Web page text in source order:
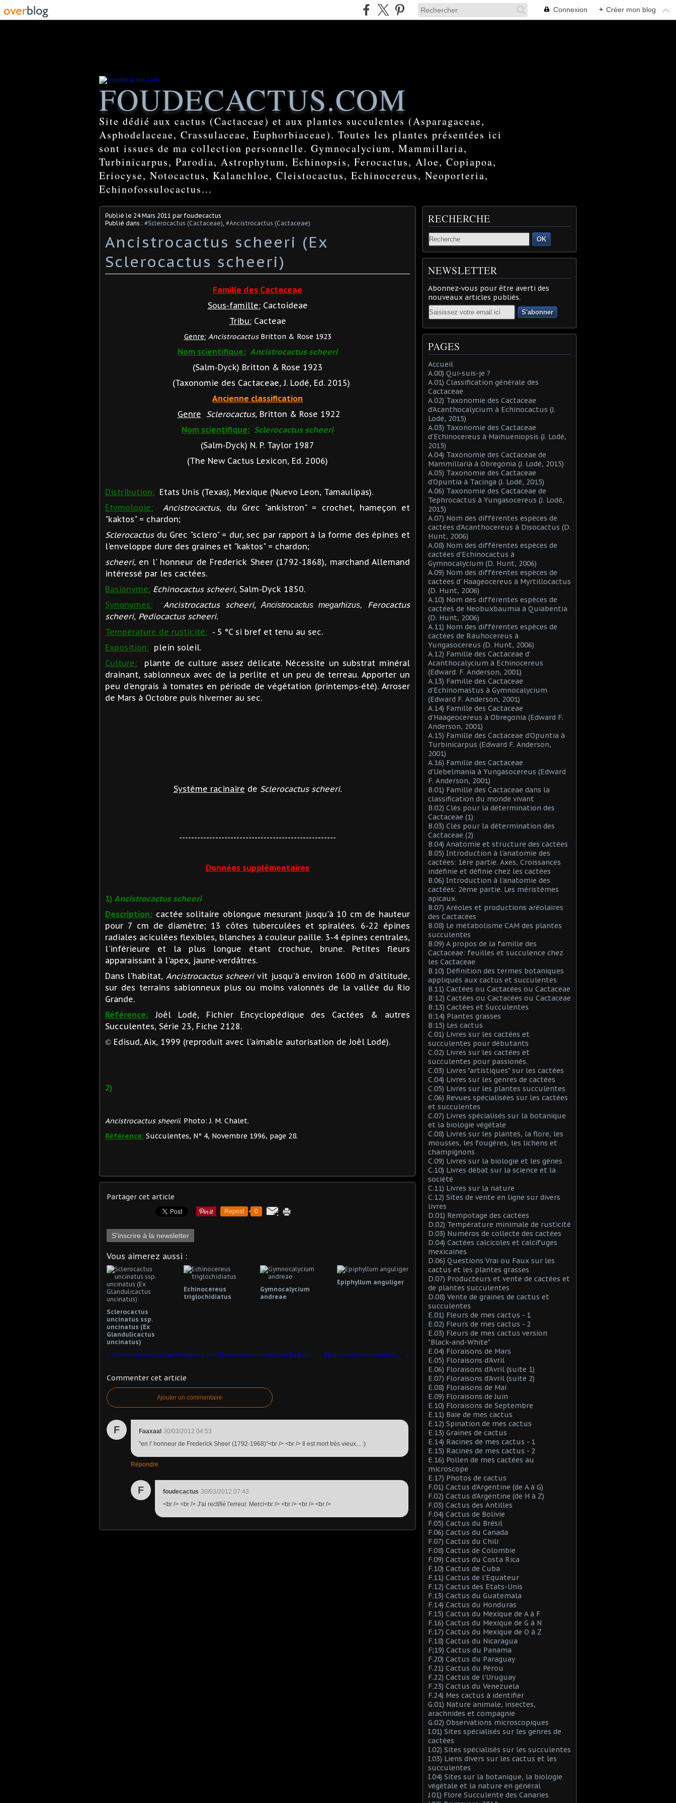
Connexion + Créer mon blog
FOUDECACTUS.COM
Site dédié aux cactus (Cactaceae) et aux plantes succulentes (Asparagaceae,
Asphodelaceae, Crassulaceae, Euphorbiaceae). Toutes les plantes présentées ici
sont issues de ma collection personnelle. Gymnocalycium, Mammillaria,
Turbinicarpus, Parodia, Astrophytum, Echinopsis, Ferocactus, Aloe, Copiapoa,
Eriocyse, Notocactus, Kalanchloe, Cleistocactus, Echinocereus, Neoporteria,
Echinofossulocactus...
Publié le 24 Mars 2011 par foudecactus
Publié dans : #Sclerocactus (Cactaceae) #Ancistrocactus (Cactaceae)
Ancistrocactus scheeri (Ex
Sclerocactus scheeri)
Famille des Cactaceae
Sous-famille:Cactoideae
Tribu:Cacteae
Genre: AncistrocactusBritton & Rose 1923
Nom scientifique: Ancistrocactus scheeri
(Salm-Dyck) Britton & Rose 1923
(Taxonomie des Cactaceae, J. Lodé, Ed. 2015)
Ancienne classification
Genre Sclerocactus, Britton & Rose 1922
Nom scientifique: Sclerocactus scheeri
(Salm-Dyck) N. P. Taylor 1987
(The New Cactus Lexicon, Ed. 2006)
Distribution: Etats Unis (Texas), Mexique (Nuevo Leon, Tamaulipas).
Etymologie:
Ancistrocactus, du Grec "ankistron" = crochet, hameçon et
"kaktos" = chardon;
Sclerocactusdu Grec "sclero" = dur, sec par rapport à la forme des épines et
l'enveloppe dure des graines et "kaktos" = chardon;
scheeri, en l' honneur de Frederick Sheer (1792-1868), marchand Allemand
intéressé par les cactées.
Basionyme: Echinocactus scheeri, Salm-Dyck 1850.
Synonymes:
Ancistrocactus scheeri, Ancistrocactus megarhizus,
Ferocactus
scheeri, Pediocactus scheeri.
Température de rusticité: - 5 °C si bref et tenu au sec.
Exposition: plein soleil.
Culture: plante de culture assez délicate. Nécessite un substrat minéral
drainant, sablonneux avec de la perlite et un peu de terreau. Apporter un
peu d'engrais à tomates en période de végétation (printemps-été). Arroser
de Mars à Octobre puis hiverner au sec.
Système racinaire de Sclerocactus scheeri.
----------------------------------------------------
Données supplémentaires
1) Ancistrocactus scheeri
Description: cactée solitaire oblongue mesurant jusqu'à 10 cm de hauteur
pour 7 cm de diamètre; 13 côtes tuberculées et spiralées. 6-22 épines
radiales aciculées flexibles, blanches à couleur paille. 3-4 épines centrales,
l'inférieure et la plus longue étant crochue, brune. Petites fleurs
apparaissant à l'apex, jaune-verdâtres.
Dans l'habitat, Ancistrocactus scheerivit jusqu'à environ 1600 m d'altitude,
sur des terrains sablonneux plus ou moins valonnés de la vallée du Rio
Grande.
Référence: Joêl Lodé, Fichier Encyclopédique des Cactées & autres
Succulentes, Série 23, Fiche 2128.
© Edisud, Aix, 1999 (reproduit avec l'aimable autorisation de Joêl Lodé).
2)
Ancistrocactus sheerii. Photo: J. M. Chalet.
Référence: Succulentes, N° 4, Novembre 1996, page 28.
Partager cet article
Repost 0
S'inscrire à la newsletter
Vous aimerez aussi :
Sclerocactus
uncinatus ssp.
uncinatus (Ex
Glandulicactus
uncinatus)
Echinocereus
triglochidiatus
Gymnocalycium
andreae
Epiphyllum anguliger
Echinofossulocactus obvalatus (ou Stenocactus obvallatus Ex Echinofossulocactus caespitosus)) Epithelantha micromeris ssp. greggii
Commenter cet article
Ajouter un commentaire
F Faaxaal 30/03/2012 04:53
"en l' honneur de Frederick Sheer (1792-1968)"<br /> <br /> Il est mort très vieux... :)
Répondre
F foudecactus 30/03/2012 07:43
<br /> <br /> J'ai rectifié l'erreur. Merci<br /> <br /> <br /> <br />
RECHERCHE
OK
NEWSLETTER
Abonnez-vous pour être averti des
nouveaux articles publiés.
Email
PAGES
Accueil
A.00) Qui-suis-je ?
A.01) Classification générale des
Cactaceae
A.02) Taxonomie des Cactaceae
d'Acanthocalycium à Echinocactus (J.
Lodé, 2015)
A.03) Taxonomie des Cactaceae
d'Echinocereus à Maihueniopsis (J. Lodé,
2015)
A.04) Taxonomie des Cactaceae de
Mammillaria à Obregonia (J. Lodé, 2015)
A.05) Taxonomie des Cactaceae
d'Opuntia à Tacinga (J. Lodé, 2015)
A.06) Taxonomie des Cactaceae de
Tephrocactus à Yungasocereus (J. Lodé,
2015)
A.07) Nom des différentes espèces de
cactées d'Acanthocereus à Disocactus (D.
Hunt, 2006)
A.08) Nom des différentes espèces de
cactées d'Echinocactus à
Gymnocalycium (D. Hunt, 2006)
A.09) Nom des différentes espèces de
cactées d' Haageocereus à Myrtillocactus
(D. Hunt, 2006)
A.10) Nom des différentes espèces de
cactées de Neobuxbaumia à Quiabentia
(D. Hunt, 2006)
A.11) Nom des différentes espèces de
cactées de Rauhocereus à
Yungasocereus (D. Hunt, 2006)
A.12) Famille des Cactaceae d'
Acanthocalycium à Echinocereus
(Edward. F. Anderson, 2001)
A.13) Famille des Cactaceae
d'Echinomastus à Gymnocalycium
(Edward F. Anderson, 2001)
A.14) Famille des Cactaceae
d'Haageocereus à Obregonia (Edward F.
Anderson, 2001)
A.15) Famille des Cactaceae d'Opuntia à
Turbinicarpus (Edward F. Anderson,
2001)
A.16) Famille des Cactaceae
d'Uebelmania à Yungasocereus (Edward
F. Anderson, 2001)
B.01) Famille des Cactaceae dans la
classification du monde vivant
B.02) Clés pour la détermination des
Cactaceae (1)
B.03) Clés pour la détermination des
Cactaceae (2)
B.04) Anatomie et structure des cactées
B.05) Introduction à l'anatomie des
cactées: 1ère partie. Axes, Croissances
indéfinie et définie chez les cactées
B.06) Introduction à l'anatomie des
cactées: 2ème partie. Les méristèmes
apicaux.
B.07) Aréoles et productions aréolaires
des Cactacées
B.08) Le métabolisme CAM des plantes
succulentes
B.09) A propos de la famille des
Cactaceae: feuilles et succulence chez
les Cactaceae
B.10) Définition des termes botaniques
appliqués aux cactus et succulentes
B.11) Cactées ou Cactacées ou Cactaceae
B:12) Cactées ou Cactacées ou Cactaceae
B:13) Cactées et Succulentes
B:14) Plantes grasses
B:15) Les cactus
C.01) Livres sur les cactées et
succulentes pour débutants
C.02) Livres sur les cactées et
succulentes pour passionés.
C.03) Livres "artistiques" sur les cactées
C.04) Livres sur les genres de cactées
C.05) Livres sur les plantes succulentes
C.06) Revues spécialisées sur les cactées
et succulentes
C.07) Livres spécialisés sur la botanique
et la biologie végétale
C.08) Livres sur les plantes, la flore, les
mousses, les fougères, les lichens et
champignons
C.09) Livres sur la biologie et les gènes
C.10) Livres débat sur la science et la
société
C.11) Livres sur la nature
C.12) Sites de vente en ligne sur divers
livres
D.01) Rempotage des cactées
D.02) Température minimale de rusticité
D.03) Numéros de collecte des cactées
D.04) Cactées calcicoles et calcifuges
mexicaines
D.06) Questions Vrai ou Faux sur les
cactus et les plantes grasses
D.07) Producteurs et vente de cactées et
de plantes succulentes
D.08) Vente de graines de cactus et
succulentes
E.01) Fleurs de mes cactus - 1
E.02) Fleurs de mes cactus - 2
E.03) Fleurs de mes cactus version
"Black-and-White"
E.04) Floraisons de Mars
E.05) Floraisons d'Avril
E.06) Floraisons d'Avril (suite 1)
E.07) Floraisons d'Avril (suite 2)
E.08) Floraisons de Mai
E.09) Floraisons de Juin
E.10) Floraisons de Septembre
E.11) Baie de mes cactus
E.12) Spination de mes cactus
E.13) Graines de cactus
E.14) Racines de mes cactus - 1
E.15) Racines de mes cactus - 2
E.16) Pollen de mes cactées au
microscope
E.17) Photos de cactus
F.01) Cactus d'Argentine (de A à G)
F.02) Cactus d'Argentine (de H à Z)
F.03) Cactus des Antilles
F.04) Cactus de Bolivie
F.05) Cactus du Brésil
F.06) Cactus du Canada
F.07) Cactus du Chili
F.08) Cactus de Colombie
F.09) Cactus du Costa Rica
F.10) Cactus de Cuba
F.11) Cactus de l'Equateur
F.12) Cactus des Etats-Unis
F.13) Cactus du Guatemala
F.14) Cactus du Honduras
F.15) Cactus du Mexique de A à F
F.16) Cactus du Mexique de G à N
F.17) Cactus du Mexique de O à Z
F.18) Cactus du Nicaragua
F;19) Cactus du Panama
F.20) Cactus du Paraguay
F.21) Cactus du Pérou
F.22) Cactus de l'Uruguay
F.23) Cactus du Venezuela
F.24) Mes cactus à identifier
G.01) Nature animale, insectes,
arachnides et compagnie
G.02) Observations microscopiques
I.01) Sites spécialisés sur les genres de
cactées
I.02) Sites spécialisés sur les succulentes
I.03) Liens divers sur les cactus et les
succulentes
I.04) Sites sur la botanique, la biologie
végétale et la nature en général
J.01) Flore Succulente des Canaries